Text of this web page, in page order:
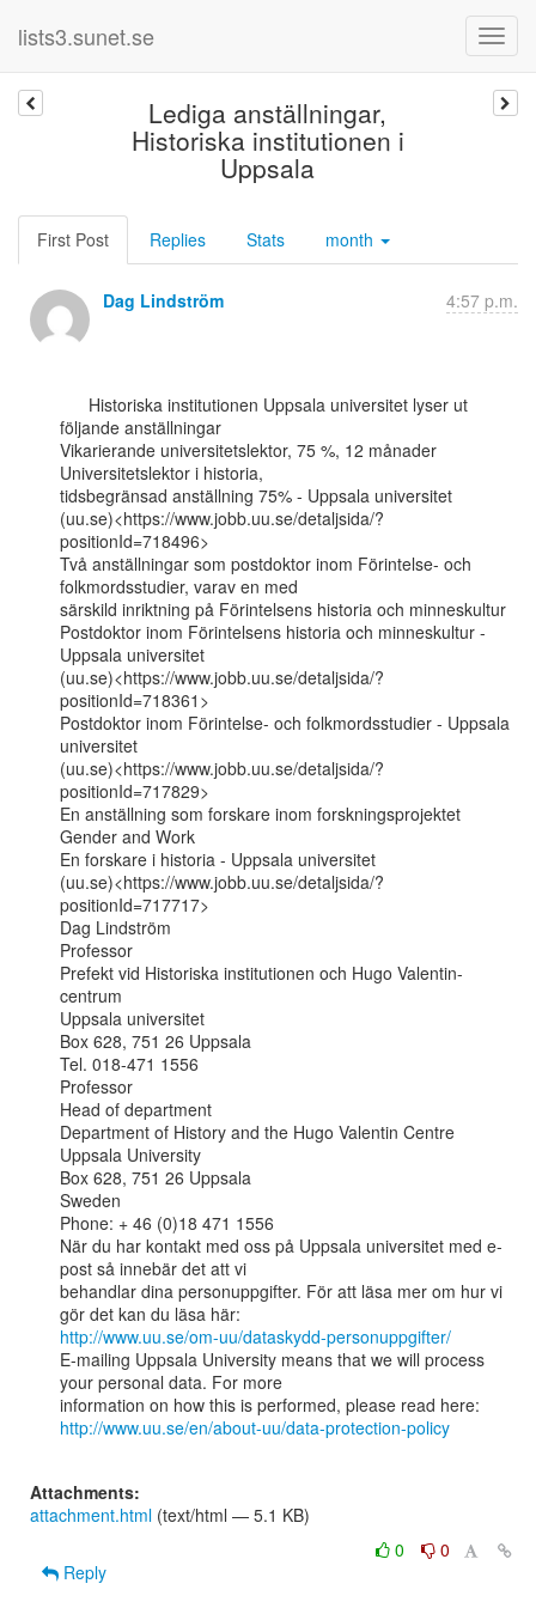
lists3.sunet.se
Lediga anställningar,
Historiska institutionen i
Uppsala
First Post Replies Stats month
Dag Lindström 4:57 p.m.
följande anställningar
Vikarierande universitetslektor, 75 %, 12 månader
Universitetslektor i historia,
tidsbegränsad anställning 75% - Uppsala universitet
(uu.se)<https://www.jobb.uu.se/detaljsida/?
positionId=718496>
Två anställningar som postdoktor inom Förintelse- och
folkmordsstudier, varav en med
särskild inriktning på Förintelsens historia och minneskultur
Postdoktor inom Förintelsens historia och minneskultur -
Uppsala universitet
(uu.se)<https://www.jobb.uu.se/detaljsida/?
positionId=718361>
Postdoktor inom Förintelse- och folkmordsstudier - Uppsala
universitet
(uu.se)<https://www.jobb.uu.se/detaljsida/?
positionId=717829>
En anställning som forskare inom forskningsprojektet
Gender and Work
En forskare i historia - Uppsala universitet
(uu.se)<https://www.jobb.uu.se/detaljsida/?
positionId=717717>
Dag Lindström
Professor
Prefekt vid Historiska institutionen och Hugo Valentin-
centrum
Uppsala universitet
Box 628, 751 26 Uppsala
Tel. 018-471 1556
Professor
Head of department
Department of History and the Hugo Valentin Centre
Uppsala University
Box 628, 751 26 Uppsala
Sweden
Phone: + 46 (0)18 471 1556
När du har kontakt med oss på Uppsala universitet med e-
post så innebär det att vi
behandlar dina personuppgifter. För att läsa mer om hur vi
http://www.uu.se/om-uu/dataskydd-personuppgifter/
E-mailing Uppsala University means that we will process
your personal data. For more
http://www.uu.se/en/about-uu/data-protection-policy
Attachments:
attachment.html (text/html — 5.1 KB)
0
0
Reply